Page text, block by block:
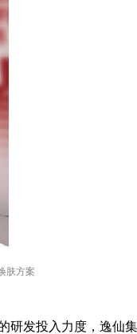
肤方案
研发投入力度，逸仙